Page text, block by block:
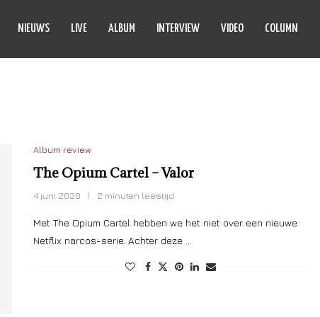
NIEUWS LIVE ALBUM INTERVIEW VIDEO COLUMN
Album review
The Opium Cartel – Valor
4 juni 2020 2 minuten leestijd
Met The Opium Cartel hebben we het niet over een nieuwe
Netflix narcos-serie. Achter deze …